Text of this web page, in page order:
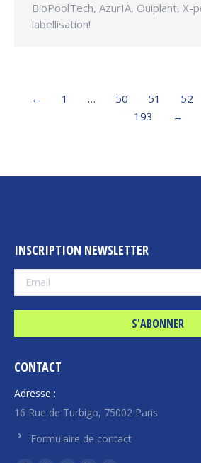
BioPoolTech, AzurIA, Ouiplant,
labellisation!
← 1 … 50 51 52
193
→
INSCRIPTION NEWSLETTER
CONTACT
Adresse :
16 Rue de Turbigo, 75002 Paris
Formulaire de contact